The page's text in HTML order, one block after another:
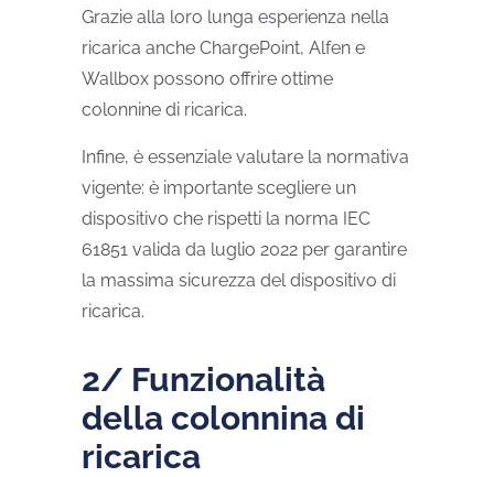
Grazie alla loro lunga esperienza nella
ricarica anche ChargePoint, Alfen e
Wallbox possono offrire ottime
colonnine di ricarica.
Infine, è essenziale valutare la normativa
vigente: è importante scegliere un
dispositivo che rispetti la norma IEC
61851 valida da luglio 2022 per garantire
la massima sicurezza del dispositivo di
ricarica.
2/ Funzionalità
della colonnina di
ricarica